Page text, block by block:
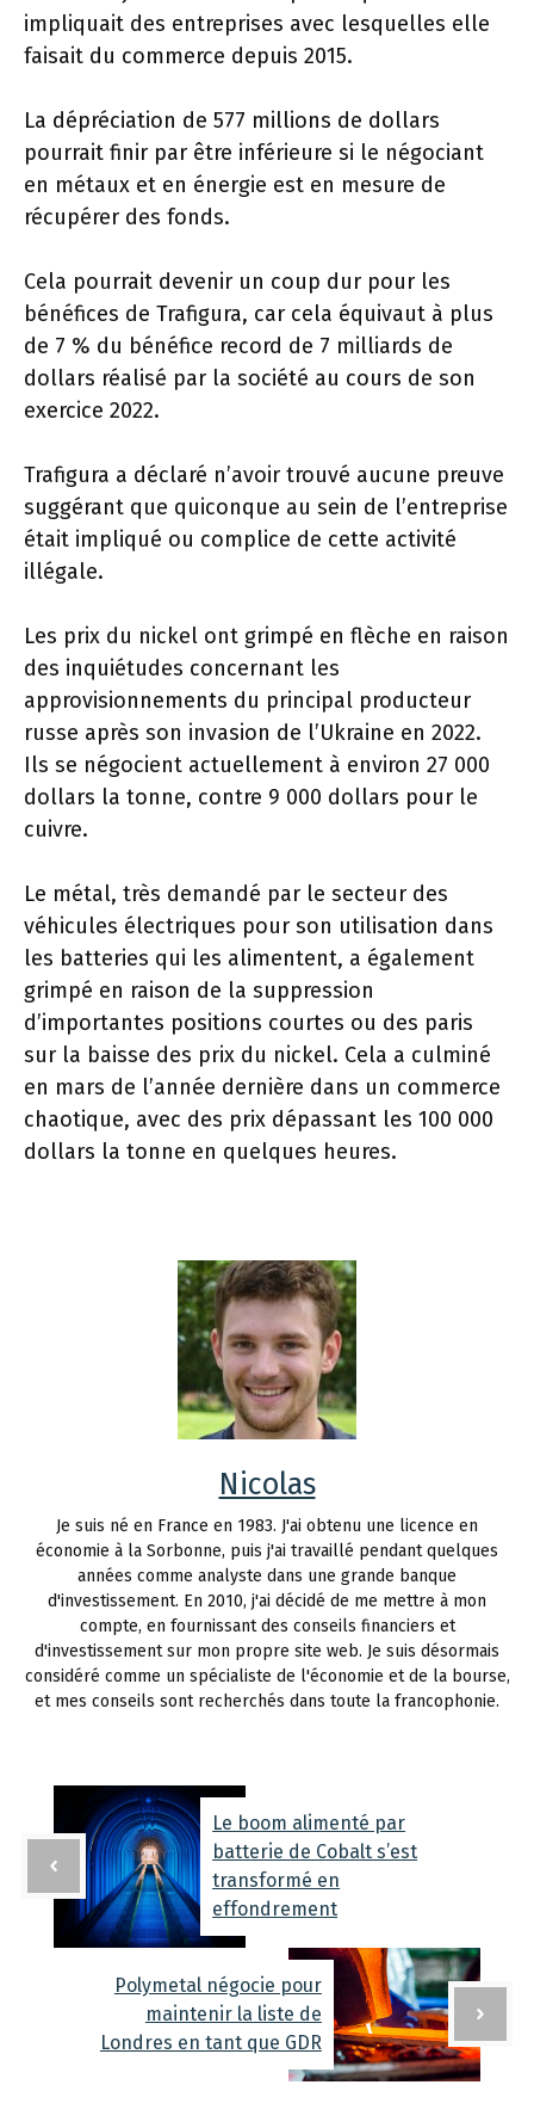
impliquait des entreprises avec lesquelles elle
faisait du commerce depuis 2015.
La dépréciation de 577 millions de dollars
pourrait finir par être inférieure si le négociant
en métaux et en énergie est en mesure de
récupérer des fonds.
Cela pourrait devenir un coup dur pour les
bénéfices de Trafigura, car cela équivaut à plus
de 7 % du bénéfice record de 7 milliards de
dollars réalisé par la société au cours de son
exercice 2022.
Trafigura a déclaré n’avoir trouvé aucune preuve
suggérant que quiconque au sein de l’entreprise
était impliqué ou complice de cette activité
illégale.
Les prix du nickel ont grimpé en flèche en raison
des inquiétudes concernant les
approvisionnements du principal producteur
russe après son invasion de l’Ukraine en 2022.
Ils se négocient actuellement à environ 27 000
dollars la tonne, contre 9 000 dollars pour le
cuivre.
Le métal, très demandé par le secteur des
véhicules électriques pour son utilisation dans
les batteries qui les alimentent, a également
grimpé en raison de la suppression
d’importantes positions courtes ou des paris
sur la baisse des prix du nickel. Cela a culminé
en mars de l’année dernière dans un commerce
chaotique, avec des prix dépassant les 100 000
dollars la tonne en quelques heures.
Nicolas
Je suis né en France en 1983. J'ai obtenu une licence en
économie à la Sorbonne, puis j'ai travaillé pendant quelques
années comme analyste dans une grande banque
d'investissement. En 2010, j'ai décidé de me mettre à mon
compte, en fournissant des conseils financiers et
d'investissement sur mon propre site web. Je suis désormais
considéré comme un spécialiste de l'économie et de la bourse,
et mes conseils sont recherchés dans toute la francophonie.
Le boom alimenté par
batterie de Cobalt s’est
transformé en
effondrement
Polymetal négocie pour
maintenir la liste de
Londres en tant que GDR